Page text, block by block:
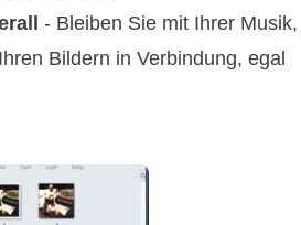
- Bleiben Sie mit Ihrer Musik,
Bildern in Verbindung, egal